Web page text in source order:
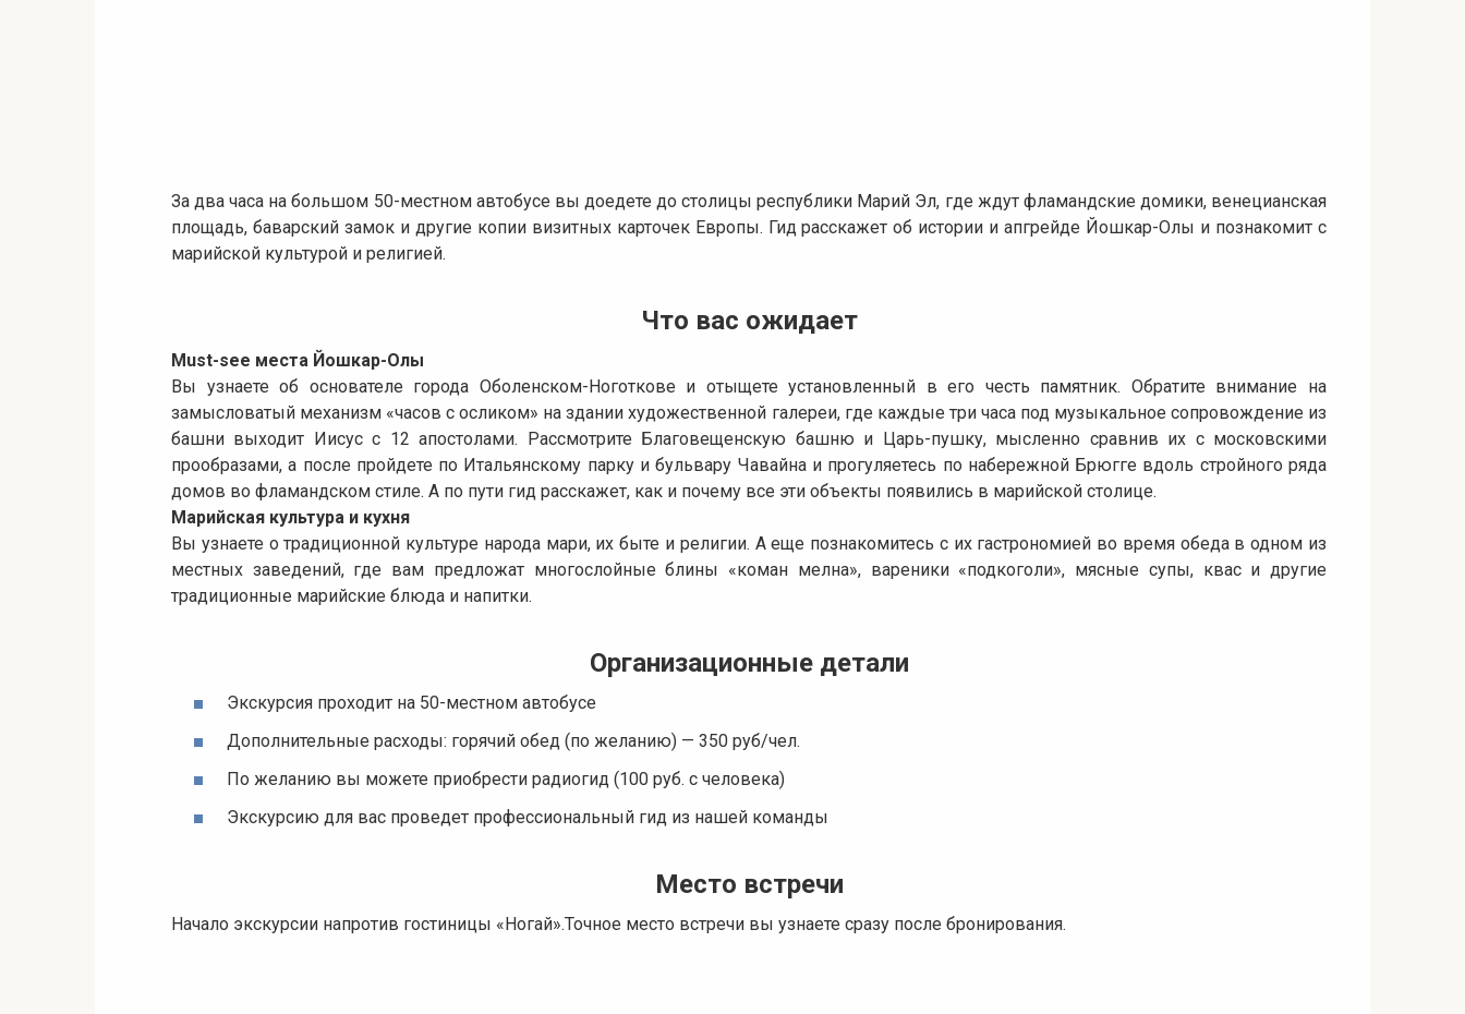
За два часа на большом 50-местном автобусе вы доедете до столицы республики Марий Эл, где ждут фламандские домики, венецианская
площадь, баварский замок и другие копии визитных карточек Европы. Гид расскажет об истории и апгрейде Йошкар-Олы и познакомит с
марийской культурой и религией.
Что вас ожидает
Must-see места Йошкар-Олы
Вы узнаете об основателе города Оболенском-Ноготкове и отыщете установленный в его честь памятник. Обратите внимание на
замысловатый механизм «часов с осликом» на здании художественной галереи, где каждые три часа под музыкальное сопровождение из
башни выходит Иисус с 12 апостолами. Рассмотрите Благовещенскую башню и Царь-пушку, мысленно сравнив их с московскими
прообразами, а после пройдете по Итальянскому парку и бульвару Чавайна и прогуляетесь по набережной Брюгге вдоль стройного ряда
домов во фламандском стиле. А по пути гид расскажет, как и почему все эти объекты появились в марийской столице.
Марийская культура и кухня
Вы узнаете о традиционной культуре народа мари, их быте и религии. А еще познакомитесь с их гастрономией во время обеда в одном из
местных заведений, где вам предложат многослойные блины «коман мелна», вареники «подкоголи», мясные супы, квас и другие
традиционные марийские блюда и напитки.
Организационные детали
Экскурсия проходит на 50-местном автобусе
Дополнительные расходы: горячий обед (по желанию) — 350 руб/чел.
По желанию вы можете приобрести радиогид (100 руб. с человека)
Экскурсию для вас проведет профессиональный гид из нашей команды
Место встречи
Начало экскурсии напротив гостиницы «Ногай».Точное место встречи вы узнаете сразу после бронирования.